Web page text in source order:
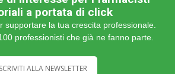
a portata di click
supportare la tua crescita professionale.
professionisti che già ne fanno parte.
ALLA NEWSLETTER